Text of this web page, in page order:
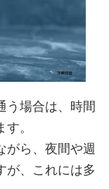
う場合は、時間
。
がら、夜間や週
が、これには多